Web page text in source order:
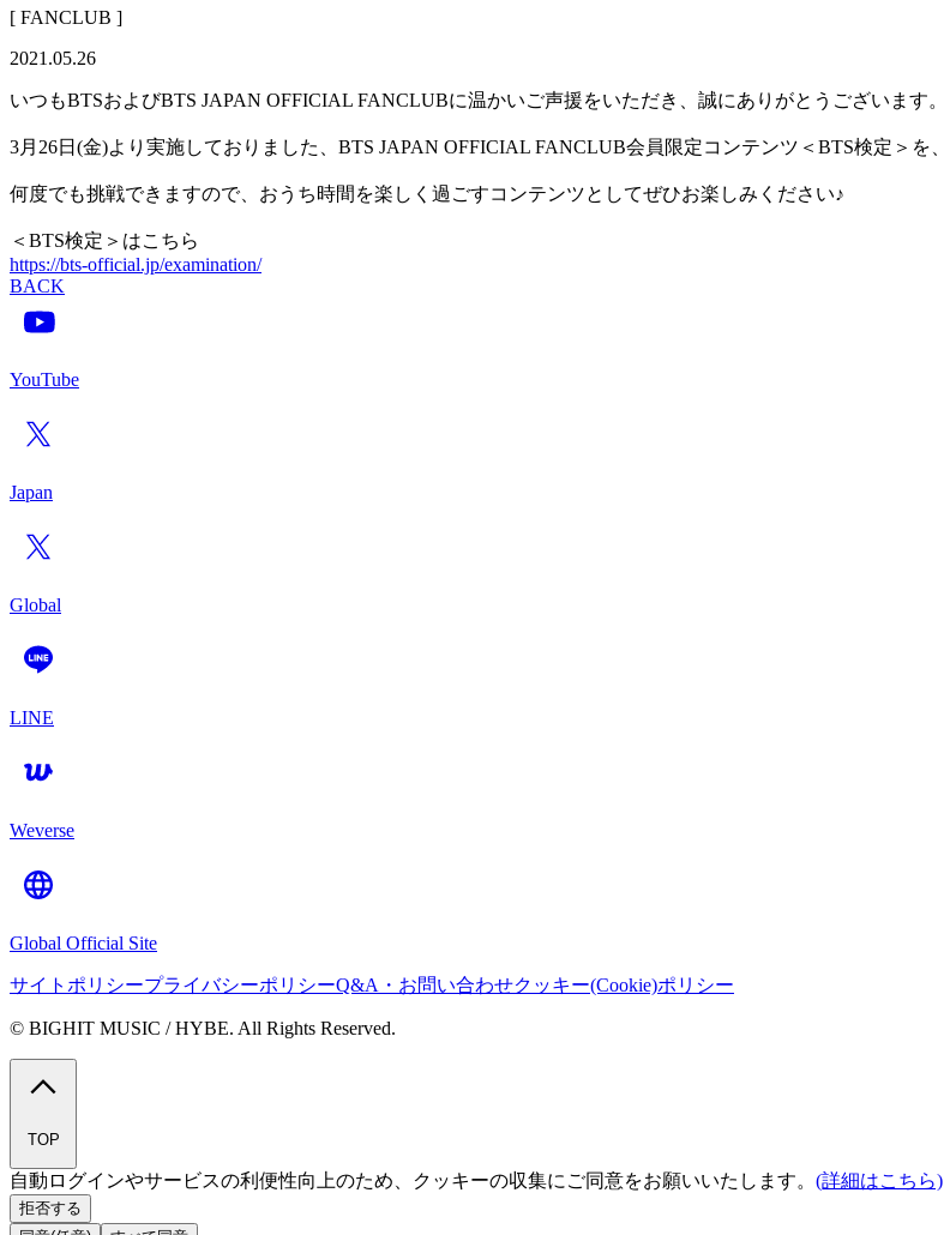
[ FANCLUB ]
2021.05.26
いつもBTSおよびBTS JAPAN OFFICIAL FANCLUBに温かいご声援をいただき、誠にありがとうございます。
3月26日(金)より実施しておりました、BTS JAPAN OFFICIAL FANCLUB会員限定コンテンツ＜BTS検定＞を、
何度でも挑戦できますので、おうち時間を楽しく過ごすコンテンツとしてぜひお楽しみください♪
＜BTS検定＞はこちら
https://bts-official.jp/examination/
BACK
YouTube
Japan
Global
LINE
Weverse
Global Official Site
サイトポリシープライバシーポリシーQ&A・お問い合わせクッキー(Cookie)ポリシー
© BIGHIT MUSIC / HYBE. All Rights Reserved.
TOP
自動ログインやサービスの利便性向上のため、クッキーの収集にご同意をお願いいたします。 (詳細はこちら)
拒否する